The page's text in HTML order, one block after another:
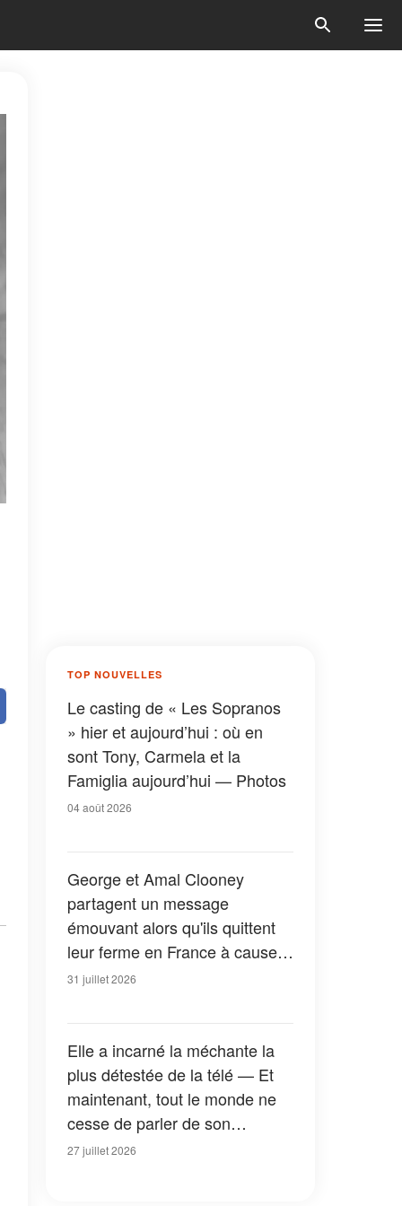
TOP NOUVELLES
Le casting de « Les Sopranos
» hier et aujourd’hui : où en
sont Tony, Carmela et la
Famiglia aujourd’hui — Photos
04 août 2026
George et Amal Clooney
partagent un message
émouvant alors qu'ils quittent
leur ferme en France à cause
des feux de forêt — Tous les
31 juillet 2026
Elle a incarné la méchante la
plus détestée de la télé — Et
maintenant, tout le monde ne
cesse de parler de son
apparition dans la nouvelle
27 juillet 2026